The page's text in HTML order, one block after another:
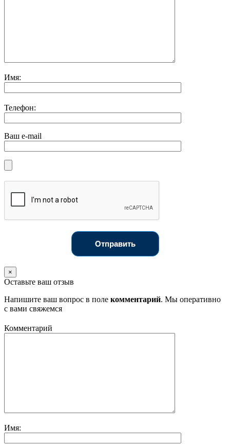
Имя:
Телефон:
Ваш e-mail
Отправить
×
Оставьте ваш отзыв
Напишите ваш вопрос в поле комментарий. Мы оперативно
с вами свяжемся
Комментарий
Имя: